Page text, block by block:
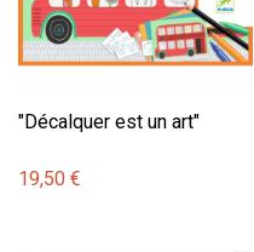
"Décalquer est un art"
19,50 €